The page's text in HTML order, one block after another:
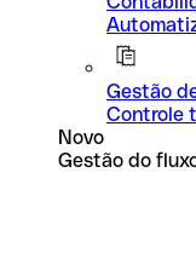
Gestão
Controle
Novo
Gestão do